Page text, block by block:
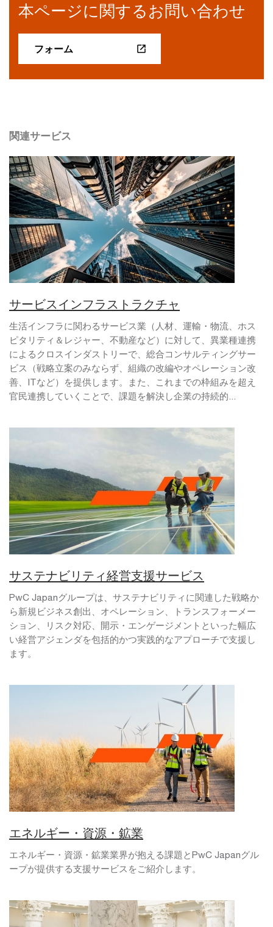
本ページに関するお問い合わせ
フォーム
関連サービス
サービスインフラストラクチャ
生活インフラに関わるサービス業（人材、運輸・物流、ホス
ピタリティ＆レジャー、不動産など）に対して、異業種連携
によるクロスインダストリーで、総合コンサルティングサー
ビス（戦略立案のみならず、組織の改編やオペレーション改
善、ITなど）を提供します。また、これまでの枠組みを超え
官民連携していくことで、課題を解決し企業の持続的...
サステナビリティ経営支援サービス
PwC Japanグループは、サステナビリティに関連した戦略か
ら新規ビジネス創出、オペレーション、トランスフォーメー
ション、リスク対応、開示・エンゲージメントといった幅広
い経営アジェンダを包括的かつ実践的なアプローチで支援し
ます。
エネルギー・資源・鉱業
エネルギー・資源・鉱業業界が抱える課題とPwC Japanグル
ープが提供する支援サービスをご紹介します。